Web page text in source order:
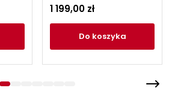
1 199,00 zł
do koszyka